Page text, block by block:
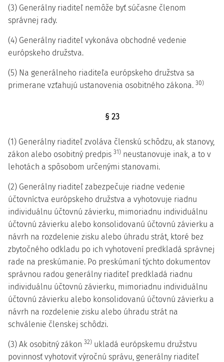
(3) Generálny riaditeľ nemôže byť súčasne členom
správnej rady.
(4) Generálny riaditeľ vykonáva obchodné vedenie
európskeho družstva.
(5) Na generálneho riaditeľa európskeho družstva sa
primerane vzťahujú ustanovenia osobitného zákona. 30)
§ 23
(1) Generálny riaditeľ zvoláva členskú schôdzu, ak stanovy,
zákon alebo osobitný predpis 31) neustanovuje inak, a to v
lehotách a spôsobom určenými stanovami.
(2) Generálny riaditeľ zabezpečuje riadne vedenie
účtovníctva európskeho družstva a vyhotovuje riadnu
individuálnu účtovnú závierku, mimoriadnu individuálnu
účtovnú závierku alebo konsolidovanú účtovnú závierku a
návrh na rozdelenie zisku alebo úhradu strát, ktoré bez
zbytočného odkladu po ich vyhotovení predkladá správnej
rade na preskúmanie. Po preskúmaní týchto dokumentov
správnou radou generálny riaditeľ predkladá riadnu
individuálnu účtovnú závierku, mimoriadnu individuálnu
účtovnú závierku alebo konsolidovanú účtovnú závierku a
návrh na rozdelenie zisku alebo úhradu strát na
schválenie členskej schôdzi.
(3) Ak osobitný zákon 32) ukladá európskemu družstvu
povinnosť vyhotoviť výročnú správu, generálny riaditeľ